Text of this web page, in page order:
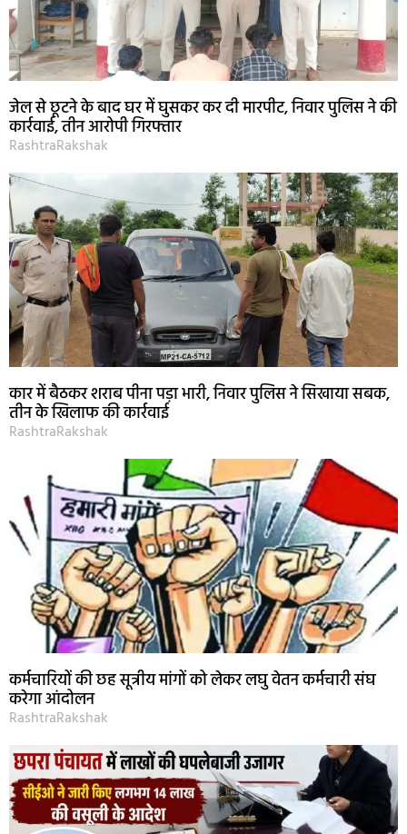
जेल से छूटने के बाद घर में घुसकर कर दी मारपीट, निवार पुलिस ने की
कार्रवाई, तीन आरोपी गिरफ्तार
RashtraRakshak
कार में बैठकर शराब पीना पड़ा भारी, निवार पुलिस ने सिखाया सबक,
तीन के खिलाफ की कार्रवाई
RashtraRakshak
कर्मचारियों की छह सूत्रीय मांगों को लेकर लघु वेतन कर्मचारी संघ
करेगा आंदोलन
RashtraRakshak